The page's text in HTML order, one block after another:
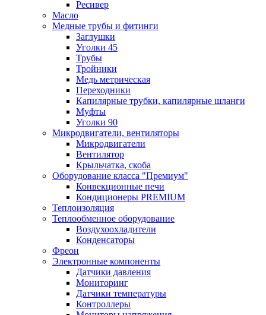
Ресивер
Масло
Медные трубы и фитинги
Заглушки
Уголки 45
Трубы
Тройники
Медь метрическая
Переходники
Капилярные трубки, капилярные шланги
Муфты
Уголки 90
Микродвигатели, вентиляторы
Микродвигатели
Вентилятор
Крыльчатка, скоба
Оборудование класса "Премиум"
Конвекционные печи
Кондиционеры PREMIUM
Теплоизоляция
Теплообменное оборудование
Воздухоохладители
Конденсаторы
Фреон
Электронные компоненты
Датчики давления
Мониторинг
Датчики температуры
Контроллеры